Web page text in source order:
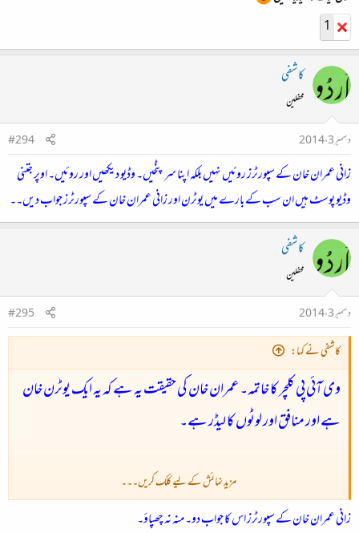
1
کاشفی
محفلین
دسمبر 3، 2014
#294
زانی عمران خان کے سپورٹرز روئیں نہیں بلکہ اپنا سر پٹخیں۔ وڈیو دیکھیں اور روئیں۔ اوپر جتنی
وڈیو پوسٹ ہیں ان سب کے بارے میں یوٹرن اور زانی عمران خان کے سپورٹرز جواب دیں۔۔
کاشفی
محفلین
دسمبر 3، 2014
#295
کاشفی نے کہا:
وی آئی پی کلچر کا خاتمہ۔ عمران خان کی حقیقت یہ ہے کہ یہ ایک یوٹرن خان
ہے اور منافق اور لوٹوں کا لیڈر ہے۔
مزید نمائش کے لیے کلک کریں۔۔۔
زانی عمران خان کے سپورٹرز اس کا جواب دو۔ منہ نہ چھپاؤ۔